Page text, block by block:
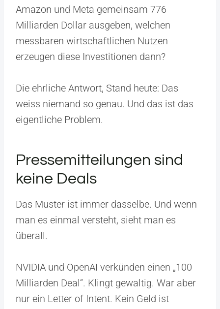
Amazon und Meta gemeinsam 776
Milliarden Dollar ausgeben, welchen
messbaren wirtschaftlichen Nutzen
erzeugen diese Investitionen dann?
Die ehrliche Antwort, Stand heute: Das
weiss niemand so genau. Und das ist das
eigentliche Problem.
Pressemitteilungen sind
keine Deals
Das Muster ist immer dasselbe. Und wenn
man es einmal versteht, sieht man es
überall.
NVIDIA und OpenAI verkünden einen „100
Milliarden Deal“. Klingt gewaltig. War aber
nur ein Letter of Intent. Kein Geld ist